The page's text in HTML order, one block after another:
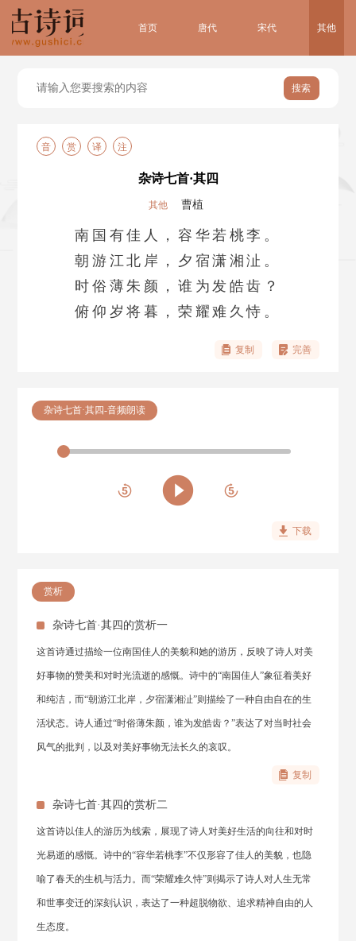
首页 唐代 宋代 其他
搜索
音 赏 译 注
杂诗七首·其四
其他 曹植
南国有佳人，容华若桃李。
朝游江北岸，夕宿潇湘沚。
时俗薄朱颜，谁为发皓齿？
俯仰岁将暮，荣耀难久恃。
复制 完善
杂诗七首·其四-音频朗读
下载
赏析
杂诗七首·其四的赏析一
这首诗通过描绘一位南国佳人的美貌和她的游历，反映了诗人对美
好事物的赞美和对时光流逝的感慨。诗中的“南国佳人”象征着美好
和纯洁，而“朝游江北岸，夕宿潇湘沚”则描绘了一种自由自在的生
活状态。诗人通过“时俗薄朱颜，谁为发皓齿？”表达了对当时社会
风气的批判，以及对美好事物无法长久的哀叹。
复制
杂诗七首·其四的赏析二
这首诗以佳人的游历为线索，展现了诗人对美好生活的向往和对时
光易逝的感慨。诗中的“容华若桃李”不仅形容了佳人的美貌，也隐
喻了春天的生机与活力。而“荣耀难久恃”则揭示了诗人对人生无常
和世事变迁的深刻认识，表达了一种超脱物欲、追求精神自由的人
生态度。